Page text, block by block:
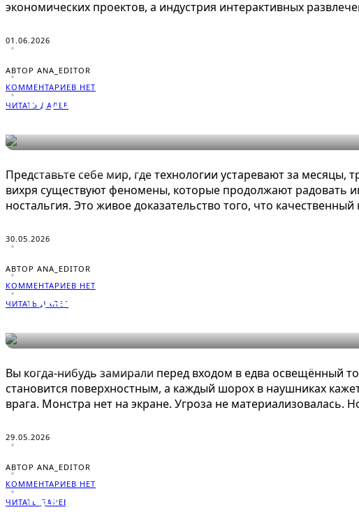
экономических проектов, а индустрия интерактивных
01.06.2026
АВТОР ANA_EDITOR
КОММЕНТАРИЕВ НЕТ
ЧИТАТЬ ДАЛЕЕ
Игровые франшизы, пережившие
Представьте себе мир, где технологии устаревают за
вихря существуют феномены, которые продолжают радовать
ностальгия. Это живое доказательство того, что
30.05.2026
АВТОР ANA_EDITOR
КОММЕНТАРИЕВ НЕТ
ЧИТАТЬ ДАЛЕЕ
Почему тёмные коридоры в играх
Вы когда-нибудь замирали перед входом в едва освещённый
становится поверхностным, а каждый шорох в наушниках
врага. Монстра нет на экране. Угроза не материализовалась.
29.05.2026
АВТОР ANA_EDITOR
КОММЕНТАРИЕВ НЕТ
ЧИТАТЬ ДАЛЕЕ
Как работает система морального